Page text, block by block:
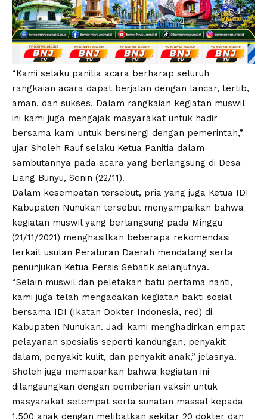
“Kami selaku panitia acara berharap seluruh
rangkaian acara dapat berjalan dengan lancar, tertib,
aman, dan sukses. Dalam rangkaian kegiatan muswil
ini kami juga mengajak masyarakat untuk hadir
bersama kami untuk bersinergi dengan pemerintah,”
ujar Sholeh Rauf selaku Ketua Panitia dalam
sambutannya pada acara yang berlangsung di Desa
Liang Bunyu, Senin (22/11).
Dalam kesempatan tersebut, pria yang juga Ketua IDI
Kabupaten Nunukan tersebut menyampaikan bahwa
kegiatan muswil yang berlangsung pada Minggu
(21/11/2021) menghasilkan beberapa rekomendasi
terkait usulan Peraturan Daerah mendatang serta
penunjukan Ketua Persis Sebatik selanjutnya.
“Selain muswil dan peletakan batu pertama nanti,
kami juga telah mengadakan kegiatan bakti sosial
bersama IDI (Ikatan Dokter Indonesia, red) di
Kabupaten Nunukan. Jadi kami menghadirkan empat
pelayanan spesialis seperti kandungan, penyakit
dalam, penyakit kulit, dan penyakit anak,” jelasnya.
Sholeh juga memaparkan bahwa kegiatan ini
dilangsungkan dengan pemberian vaksin untuk
masyarakat setempat serta sunatan massal kepada
1.500 anak dengan melibatkan sekitar 20 dokter dan